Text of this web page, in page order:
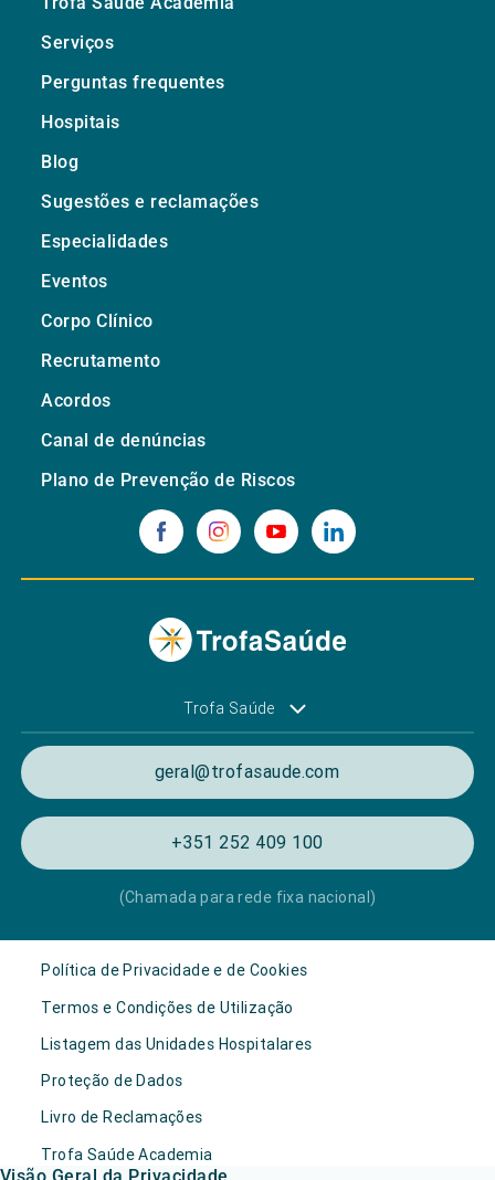
Serviços
Perguntas frequentes
Hospitais
Blog
Sugestões e reclamações
Especialidades
Eventos
Corpo Clínico
Recrutamento
Acordos
Canal de denúncias
Plano de Prevenção de Riscos
Trofa Saúde
geral@trofasaude.com
+351 252 409 100
(Chamada para rede fixa nacional)
Política de Privacidade e de Cookies
Termos e Condições de Utilização
Listagem das Unidades Hospitalares
Proteção de Dados
Livro de Reclamações
Trofa Saúde Academia